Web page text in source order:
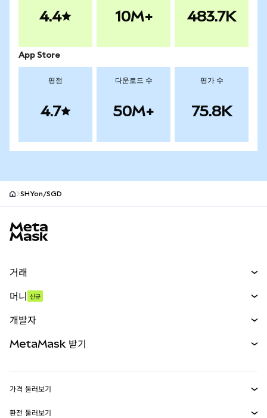
4.4 10M+ 483.7K
App Store
평점
4.7
다운로드 수
50M+
평가 수
75.8K
SHYon/SGD
거래
무기한 선물
실물자산
머니 신규
개발자
MetaMask 받기
가격 둘러보기
환전 둘러보기